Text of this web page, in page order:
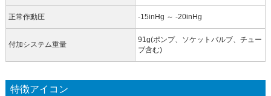
正常作動圧 -15inHg ～ -20inHg
付加システム重量
91g(ポンプ、ソケットバルブ、チュー
ブ含む)
特徴アイコン